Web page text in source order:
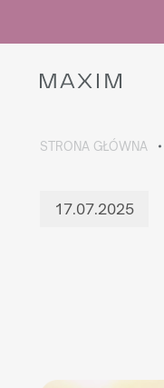
Kieliszki
WIĘCEJ O KOLEKCJI
STRONA GŁÓWNA
17.07.2025